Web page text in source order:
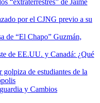
“extraterrestres” de Jaime
por el CJNG previo a su
de “El Chapo” Guzmán,
de EE.UU. y Canadá: ¿Qué
de estudiantes de la
y Cambios